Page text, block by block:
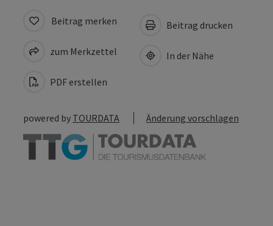
Beitrag merken
zum Merkzettel
PDF erstellen
Beitrag drucken
In der Nähe
powered by TOURDATA Änderung vorschlagen